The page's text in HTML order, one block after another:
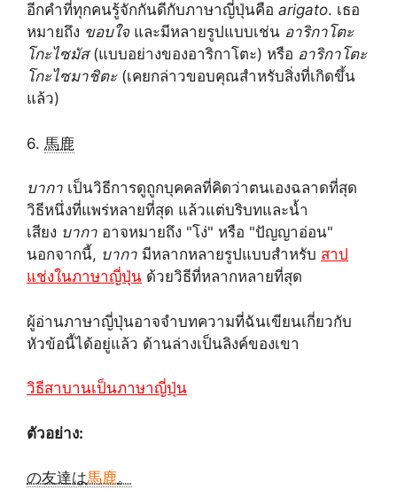
อีกคำที่ทุกคนรู้จักกันดีกับภาษาญี่ปุ่นคือ arigato. เธอ
หมายถึง ขอบใจและมีหลายรูปแบบเช่น อาริกาโตะ
โกะไซมัส(แบบอย่างของอาริกาโตะ) หรือ อาริกาโตะ
โกะไซมาชิตะ (เคยกล่าวขอบคุณสำหรับสิ่งที่เกิดขึ้น
แล้ว)
6. 馬鹿
บากา เป็นวิธีการดูถูกบุคคลที่คิดว่าตนเองฉลาดที่สุด
วิธีหนึ่งที่แพร่หลายที่สุด แล้วแต่บริบทและน้ำ
เสียง บากา อาจหมายถึง "โง่" หรือ "ปัญญาอ่อน"
นอกจากนี้, บากา มีหลากหลายรูปแบบสำหรับ สาป
แช่งในภาษาญี่ปุ่น ด้วยวิธีที่หลากหลายที่สุด
ผู้อ่านภาษาญี่ปุ่นอาจจำบทความที่ฉันเขียนเกี่ยวกับ
หัวข้อนี้ได้อยู่แล้ว ด้านล่างเป็นลิงค์ของเขา
วิธีสาบานเป็นภาษาญี่ปุ่น
ตัวอย่าง:
の友達は馬鹿。